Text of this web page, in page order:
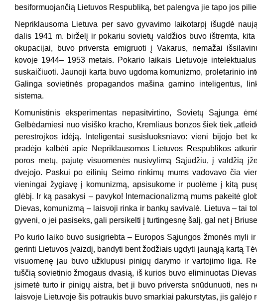
besiformuojančią Lietuvos Res­publiką, bet palengva jie tapo jos
Nepriklausoma Lietuva per savo gyvavimo laikotarpį išugdė
dalis 1941 m. birželį ir pokariu sovietų valdžios buvo ištremta,
okupacijai, buvo priversta emig­ruoti į Vakarus, nemažai
kovoje 1944– 1953 metais. Pokario laikais Lietuvoje
suskaičiuoti. Jaunoji karta buvo ugdoma komunizmo, proletarinio
Galinga sovietinės propagandos mašina gamino inteligentus,
sistema.
Komunistinis eksperimentas nepasitvirtino, Sovietų Sąjunga
Gelbėdamiesi nuo visiško kracho, Kremliaus bonzos šiek tiek
perestrojkos idėją. Inteligentai susisluoksniavo: vieni bijojo bet
pradėjo kalbėti apie Nepriklausomos Lietuvos Respublikos
poros metų, pajutę visuomenės nusivylimą Sąjūdžiu, į valdžią
dvejojo. Paskui po eilinių Seimo rinkimų mums vadovavo čia
vieningai žygiavę į komunizmą, apsisukome ir puolėme į kitą
glėbį. Ir ką pasakysi – pavyko! Internacionalizmą mums pakeitė
Dievas, komunizmą – laisvoji rinka ir bankų savivalė. Lietuva – tai
gyveni, o jei pasiseks, gali persikelti į turtingesnę šalį, gal net į
Po kurio laiko buvo susigriebta – Europos Sąjungos žmonės myli
gerinti Lietuvos įvaizdį, bandyti bent žodžiais ugdyti jaunąją kartą
visuomenę jau buvo užklu­pusi pinigų darymo ir vartojimo liga.
tuščią sovietinio žmogaus dvasią, iš kurios buvo eliminuotas
įsimetė turto ir pinigų aistra, bet ji buvo priversta snūdunuoti, nes
laisvoje Lietuvoje šis potraukis buvo smar­kiai pakurstytas, jis galėjo